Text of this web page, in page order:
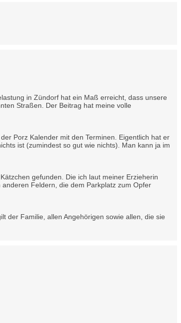
in Zündorf hat ein Maß erreicht, dass unsere
Straßen. Der Beitrag hat meine volle
Porz Kalender mit den Terminen. Eigentlich hat er
ist (zumindest so gut wie nichts). Man kann ja im
gefunden. Die ich laut meiner Erzieherin
Feldern, die dem Parkplatz zum Opfer
der Familie, allen Angehörigen sowie allen, die sie